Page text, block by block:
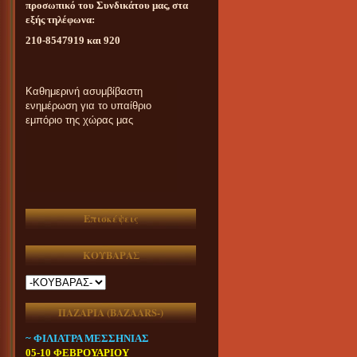
προσωπικό του Συνδικάτου μας, στα
εξής τηλέφωνα:
210-8547919 και 920
εμπόριο της χώρας μας
Επισκέψεις
ΚΟΥΒΑΡΑΣ
ΠΑΖΑΡΙΑ (ΒAZAARS-)
~ ΦΙΛΙΑΤΡΑ ΜΕΣΣΗΝΙΑΣ
05-10 ΦΕΒΡΟΥΑΡΙΟΥ